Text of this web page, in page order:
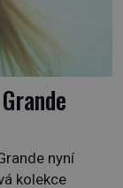
nyní
kolekce